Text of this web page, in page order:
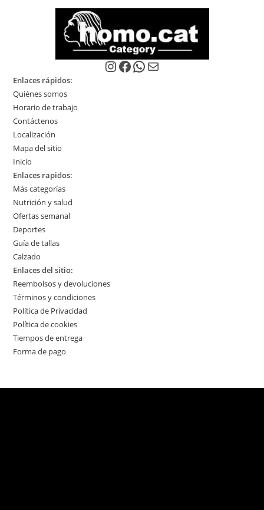
elegir
en
la
página
de
producto
Instagram
Facebook
WhatsApp
Correo electrónico
Enlaces rápidos:
Quiénes somos
Horario de trabajo
Contáctenos
Localización
Mapa del sitio
Inicio
Enlaces rapidos:
Más categorías
Nutrición y salud
Ofertas semanal
Deportes
Guía de tallas
Calzado
Enlaces del sitio:
Reembolsos y devoluciones
Términos y condiciones
Política de Privacidad
Política de cookies
Tiempos de entrega
Forma de pago